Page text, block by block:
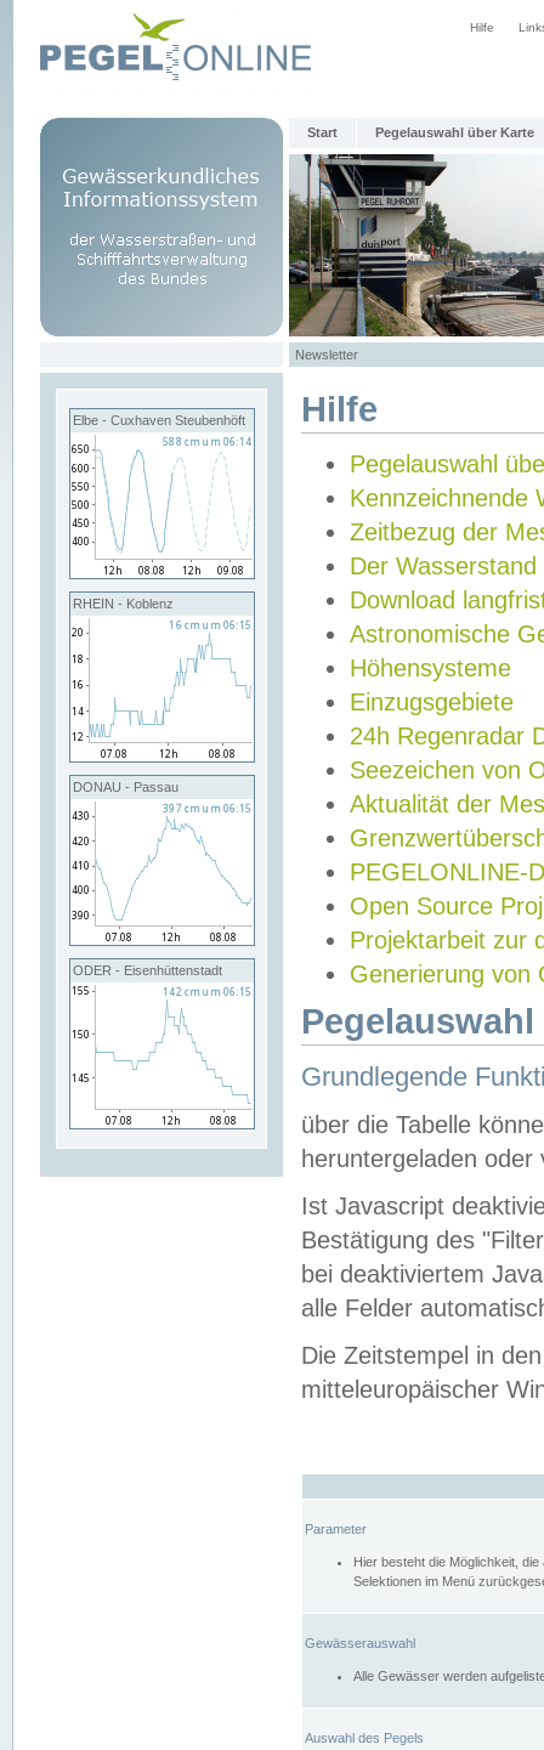
Hilfe
Start Pegelauswahl über Karte
Newsletter
Elbe - Cuxhaven Steubenhöft
RHEIN - Koblenz
DONAU - Passau
ODER - Eisenhüttenstadt
Hilfe
Pegelauswahl
Kennzeichnende
Zeitbezug der
Der Wasserstand
Download
Astronomische
Höhensysteme
Einzugsgebiete
24h Regenradar
Seezeichen von
Aktualität der
PEGELONLINE-
Open Source
Projektarbeit zur
Generierung von
Grundlegende
über die Tabelle
heruntergeladen oder
Ist Javascript
Bestätigung des
bei deaktiviertem
alle Felder
Die Zeitstempel in
mitteleuropäischer
Parameter
Hier besteht die Möglichkeit,
Selektionen im Menü
Gewässerauswahl
Alle Gewässer werden
Auswahl des Pegels